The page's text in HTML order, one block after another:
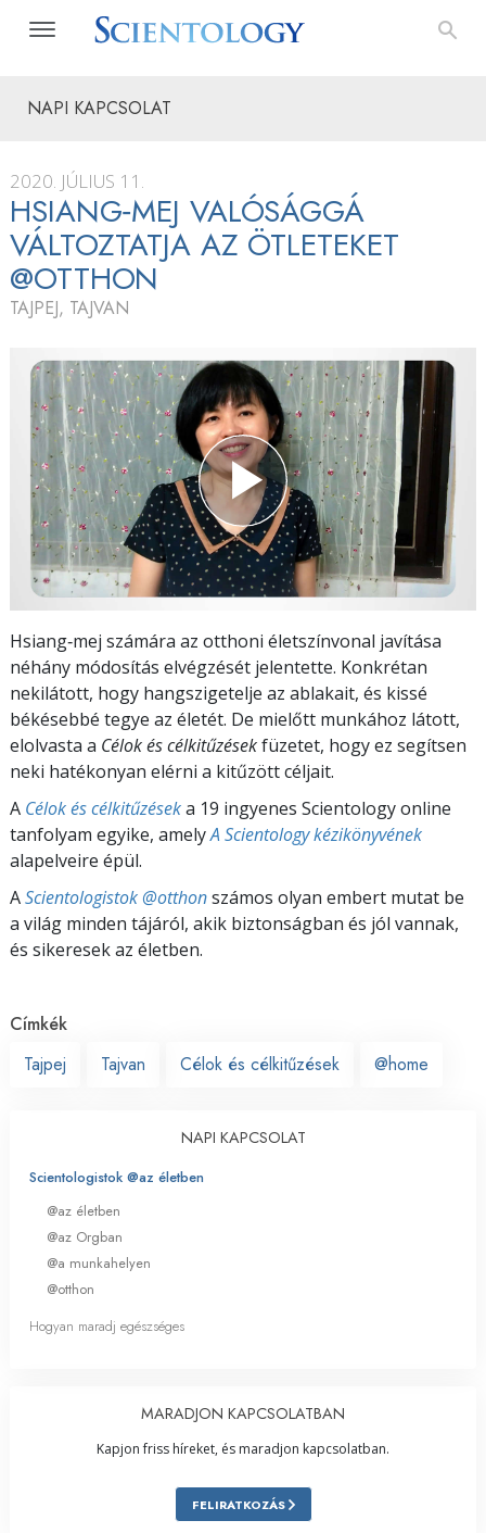
NAPI KAPCSOLAT
2020. JÚLIUS 11.
HSIANG‑MEJ VALÓSÁGGÁ
VÁLTOZTATJA AZ ÖTLETEKET
@OTTHON
TAJPEJ, TAJVAN
Hsiang‑mej számára az otthoni életszínvonal javítása
néhány módosítás elvégzését jelentette. Konkrétan
nekilátott, hogy hangszigetelje az ablakait, és kissé
békésebbé tegye az életét. De mielőtt munkához látott,
elolvasta a Célok és célkitűzésekfüzetet, hogy ez segítsen
neki hatékonyan elérni a kitűzött céljait.
A Célok és célkitűzéseka 19 ingyenes Scientology online
tanfolyam egyike, amelyA Scientology kézikönyvének
alapelveire épül.
AScientologistok @otthonszámos olyan embert mutat be
a világ minden tájáról, akik biztonságban és jól vannak,
és sikeresek az életben.
Címkék
Tajpej
Tajvan Célok és célkitűzések @home
NAPI KAPCSOLAT
Scientologistok @az életben
@az életben
@az Orgban
@a munkahelyen
@otthon
Hogyan maradj egészséges
MARADJON KAPCSOLATBAN
Kapjon friss híreket, és maradjon kapcsolatban.
FELIRATKOZÁS